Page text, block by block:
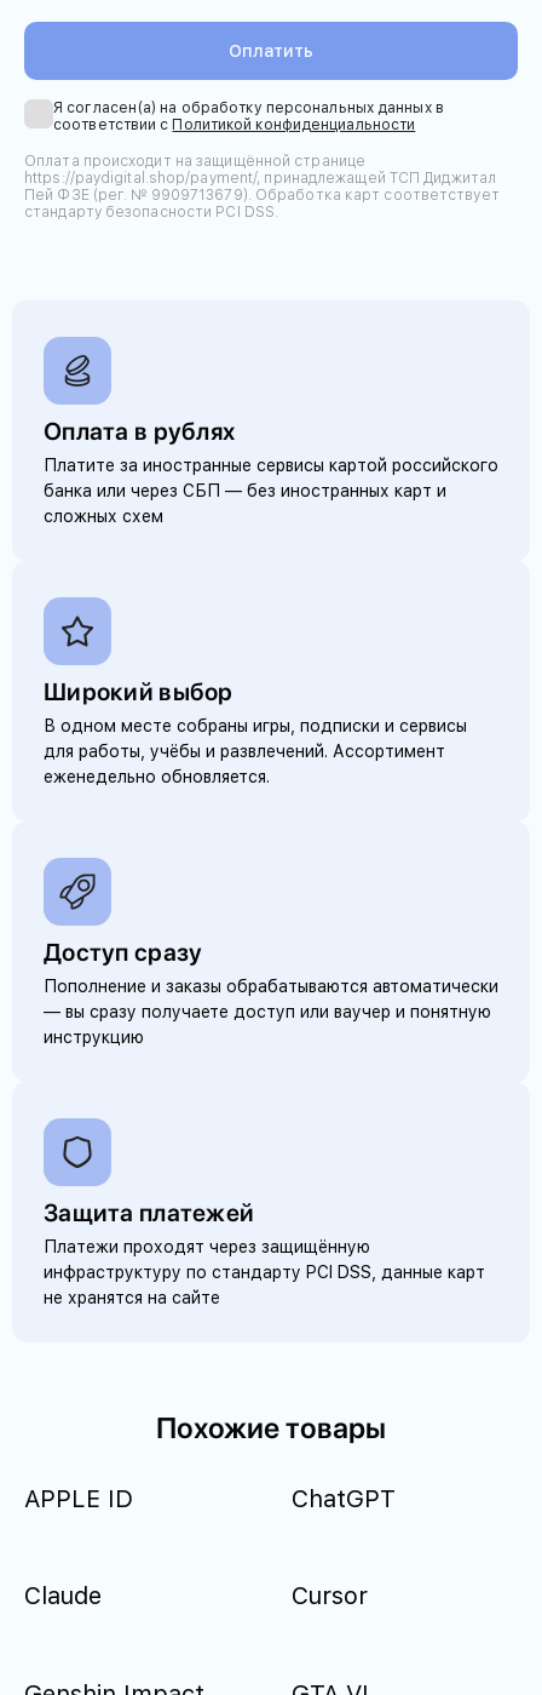
Оплатить
Я согласен(а) на обработку персональных данных в
соответствии с Политикой конфиденциальности
Оплата происходит на защищённой странице
https://paydigital.shop/payment/, принадлежащей ТСП Диджитал
Пей ФЗЕ (рег. № 9909713679). Обработка карт соответствует
стандарту безопасности PCI DSS.
Оплата в рублях
Платите за иностранные сервисы картой российского
банка или через СБП — без иностранных карт и
сложных схем
Широкий выбор
В одном месте собраны игры, подписки и сервисы
для работы, учёбы и развлечений. Ассортимент
еженедельно обновляется.
Доступ сразу
Пополнение и заказы обрабатываются автоматически
— вы сразу получаете доступ или ваучер и понятную
инструкцию
Защита платежей
Платежи проходят через защищённую
инфраструктуру по стандарту PCI DSS, данные карт
не хранятся на сайте
Похожие товары
APPLE ID ChatGPT
Claude Cursor